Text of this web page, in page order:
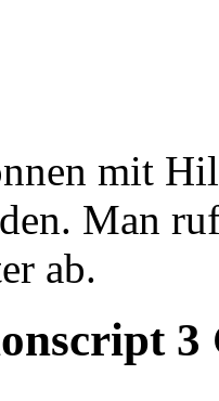
mit
Man
ab.
3